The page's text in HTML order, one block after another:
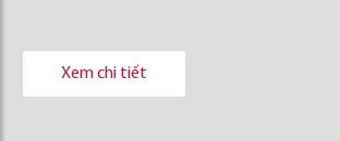
Xem chi tiết